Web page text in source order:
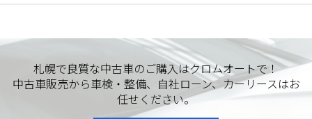
札幌で良質な中古車のご購入はクロムオートで！
中古車販売から車検・整備、自社ローン、カーリースはお
任せください。